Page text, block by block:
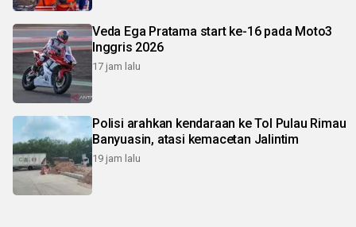
Veda Ega Pratama start ke-16 pada Moto3
Inggris 2026
17 jam lalu
Polisi arahkan kendaraan ke Tol Pulau Rimau
Banyuasin, atasi kemacetan Jalintim
19 jam lalu